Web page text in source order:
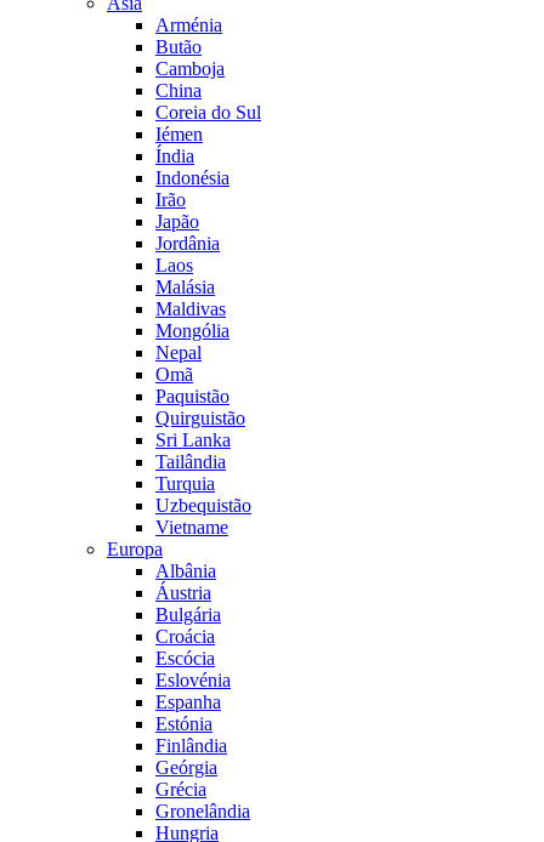
Arménia
Butão
Camboja
China
Coreia do Sul
Iémen
Índia
Indonésia
Irão
Japão
Jordânia
Laos
Malásia
Maldivas
Mongólia
Nepal
Omã
Paquistão
Quirguistão
Sri Lanka
Tailândia
Turquia
Uzbequistão
Vietname
Europa
Albânia
Áustria
Bulgária
Croácia
Escócia
Eslovénia
Espanha
Estónia
Finlândia
Geórgia
Grécia
Gronelândia
Hungria